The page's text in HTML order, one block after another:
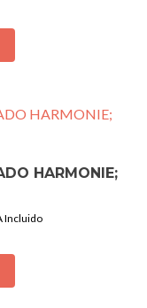
HARMONIE;
Incluido